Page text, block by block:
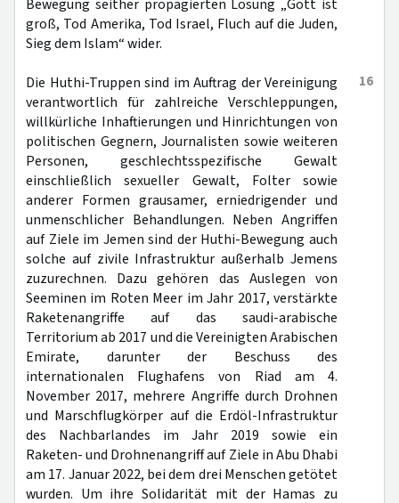
Bewegung seither propagierten Losung „Gott ist
groß, Tod Amerika, Tod Israel, Fluch auf die Juden,
Sieg dem Islam“ wider.
16
Die Huthi-Truppen sind im Auftrag der Vereinigung
verantwortlich für zahlreiche Verschleppungen,
willkürliche Inhaftierungen und Hinrichtungen von
politischen Gegnern, Journalisten sowie weiteren
Personen, geschlechtsspezifische Gewalt
einschließlich sexueller Gewalt, Folter sowie
anderer Formen grausamer, erniedrigender und
unmenschlicher Behandlungen. Neben Angriffen
auf Ziele im Jemen sind der Huthi-Bewegung auch
solche auf zivile Infrastruktur außerhalb Jemens
zuzurechnen. Dazu gehören das Auslegen von
Seeminen im Roten Meer im Jahr 2017, verstärkte
Raketenangriffe auf das saudi-arabische
Territorium ab 2017 und die Vereinigten Arabischen
Emirate, darunter der Beschuss des
internationalen Flughafens von Riad am 4.
November 2017, mehrere Angriffe durch Drohnen
und Marschflugkörper auf die Erdöl-Infrastruktur
des Nachbarlandes im Jahr 2019 sowie ein
Raketen- und Drohnenangriff auf Ziele in Abu Dhabi
am 17. Januar 2022, bei dem drei Menschen getötet
wurden. Um ihre Solidarität mit der Hamas zu